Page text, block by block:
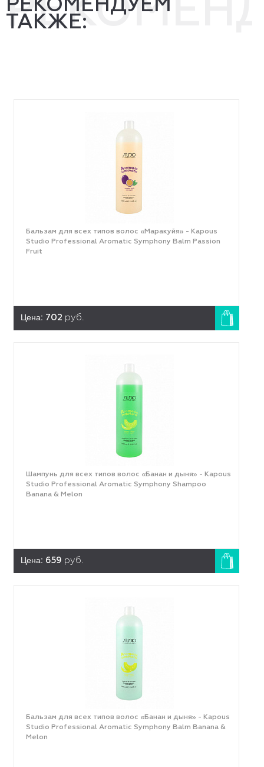
РЕКОМЕНДУЕМ
ТАКЖЕ:
Бальзам для всех типов волос «Маракуйя» - Kapous
Studio Professional Aromatic Symphony Balm Passion
Fruit
Цена: 702 руб.
Шампунь для всех типов волос «Банан и дыня» - Kapous
Studio Professional Aromatic Symphony Shampoo
Banana & Melon
Цена: 659 руб.
Бальзам для всех типов волос «Банан и дыня» - Kapous
Studio Professional Aromatic Symphony Balm Banana &
Melon